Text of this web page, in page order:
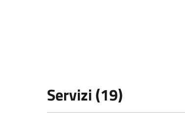
Servizi (19)